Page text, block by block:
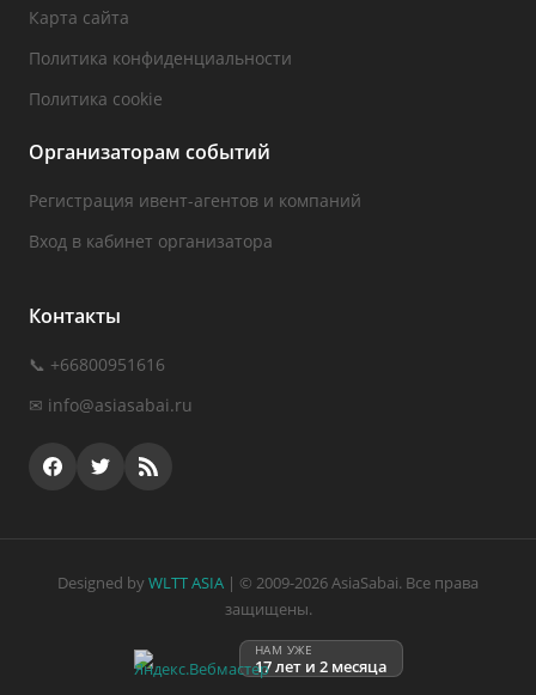
Карта сайта
Политика конфиденциальности
Политика cookie
Организаторам событий
Регистрация ивент-агентов и компаний
Вход в кабинет организатора
Контакты
📞 +66800951616
✉ info@asiasabai.ru
Designed by WLTT ASIA | © 2009-2026 AsiaSabai. Все права
защищены.
НАМ УЖЕ
17 лет и 2 месяца